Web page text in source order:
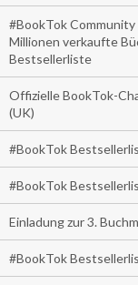
#BookTok
Millionen verkaufte
Bestsellerliste
Offizielle BookTok-
(UK)
#BookTok
#BookTok
Einladung zur 3.
#BookTok